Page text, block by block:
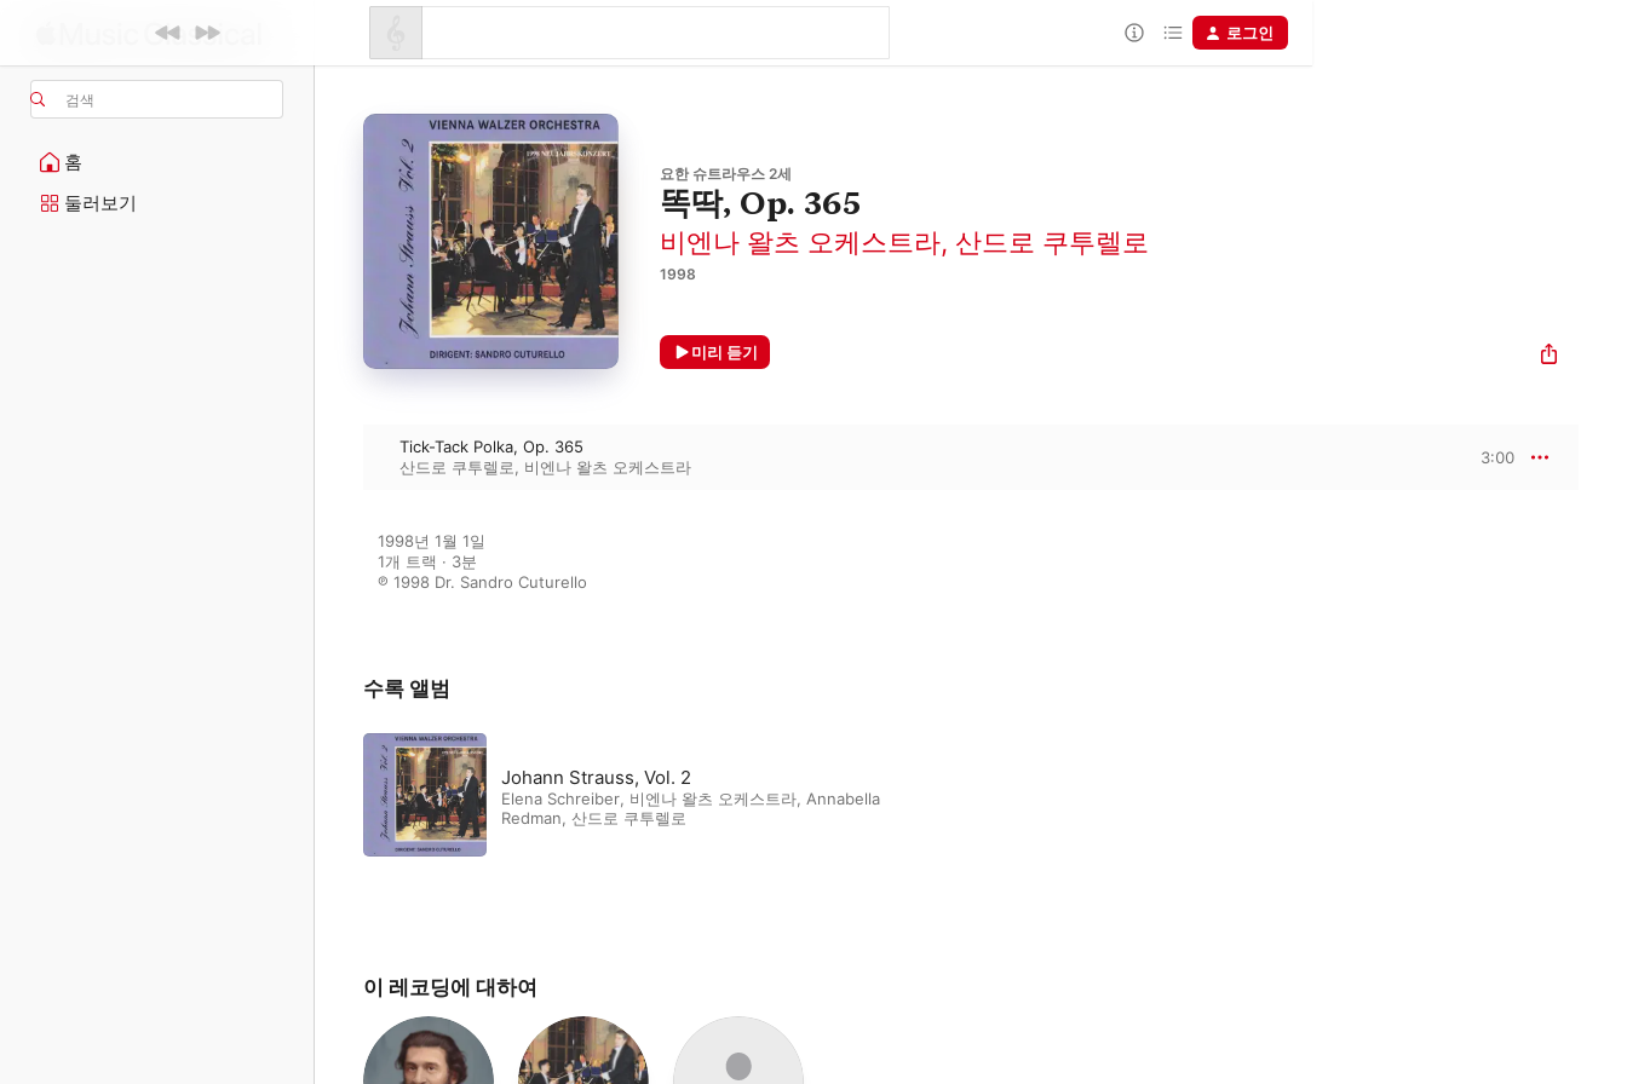
검색
홈
둘러보기
로그인
요한 슈트라우스 2세
똑딱, Op. 365
비엔나 왈츠 오케스트라, 산드로 쿠투렐로
1998
미리 듣기
Tick-Tack Polka, Op. 365
산드로 쿠투렐로 , 비엔나 왈츠 오케스트라
3:00
1998년 1월 1일
1개 트랙 · 3분
℗ 1998 Dr. Sandro Cuturello
수록 앨범
Johann Strauss, Vol. 2
Elena Schreiber, 비엔나 왈츠 오케스트라, Annabella
Redman, 산드로 쿠투렐로
이 레코딩에 대하여